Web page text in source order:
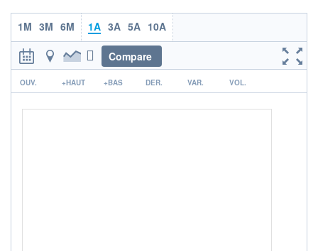
ÉLIGIBILITÉ
PEA PEA-PME BOURSOVIE LUX
CTO BUSINESS
Non éligible Boursobank
ACTIF NET (EUR)
1 520M / 31.07.26
1M 3M 6M 1A 3A 5A 10A
Compare
r
OUV. +HAUT +BAS DER. VAR. VOL.